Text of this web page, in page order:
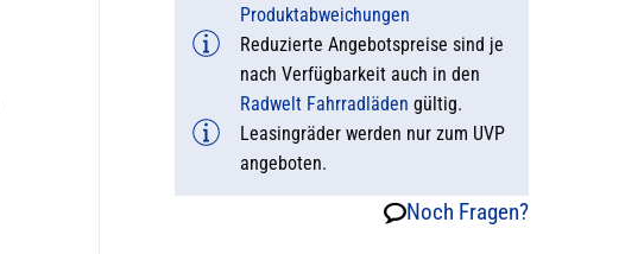
Produktabweichungen
Reduzierte Angebotspreise sind je
nach Verfügbarkeit auch in den
Radwelt Fahrradläden gültig.
Leasingräder werden nur zum UVP
angeboten.
Noch Fragen?